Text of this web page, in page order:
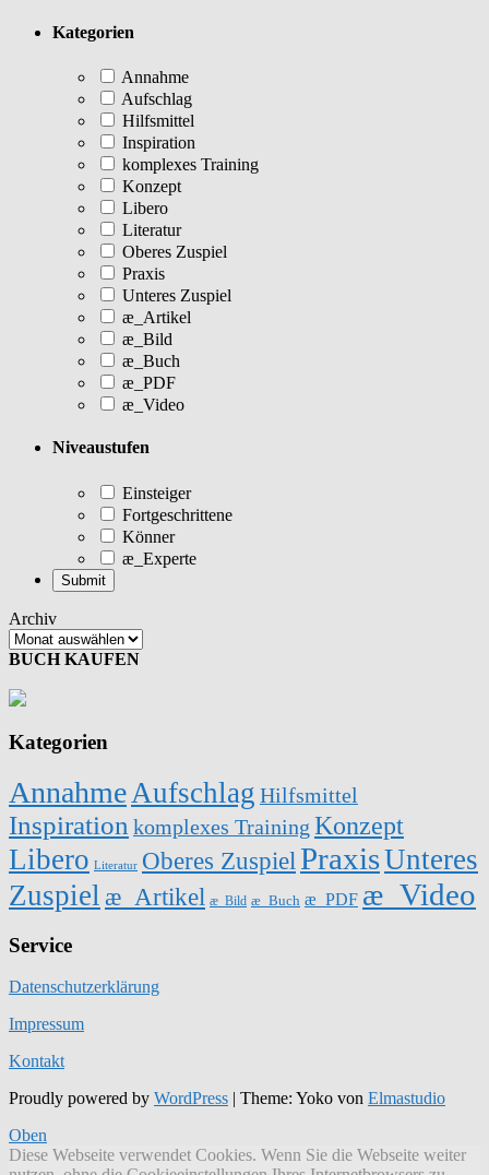
Kategorien
Annahme
Aufschlag
Hilfsmittel
Inspiration
komplexes Training
Konzept
Libero
Literatur
Oberes Zuspiel
Praxis
Unteres Zuspiel
æ_Artikel
æ_Bild
æ_Buch
æ_PDF
æ_Video
Niveaustufen
Einsteiger
Fortgeschrittene
Könner
æ_Experte
Archiv
BUCH KAUFEN
Kategorien
Annahme Aufschlag Hilfsmittel
Inspiration komplexes Training Konzept
Libero Literatur Oberes ZuspielPraxisUnteres
Zuspiel æ_Artikel æ_Bild æ_Buch æ_PDF æ_Video
Service
Datenschutzerklärung
Impressum
Kontakt
Proudly powered by WordPress | Theme: Yoko von Elmastudio
Oben
Diese Webseite verwendet Cookies. Wenn Sie die Webseite weiter